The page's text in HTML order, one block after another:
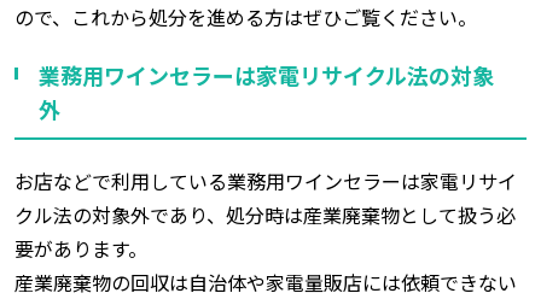
ので、これから処分を進める方はぜひご覧ください。
業務用ワインセラーは家電リサイクル法の対象
外
お店などで利用している業務用ワインセラーは家電リサイ
クル法の対象外であり、処分時は産業廃棄物として扱う必
要があります。
産業廃棄物の回収は自治体や家電量販店には依頼できない